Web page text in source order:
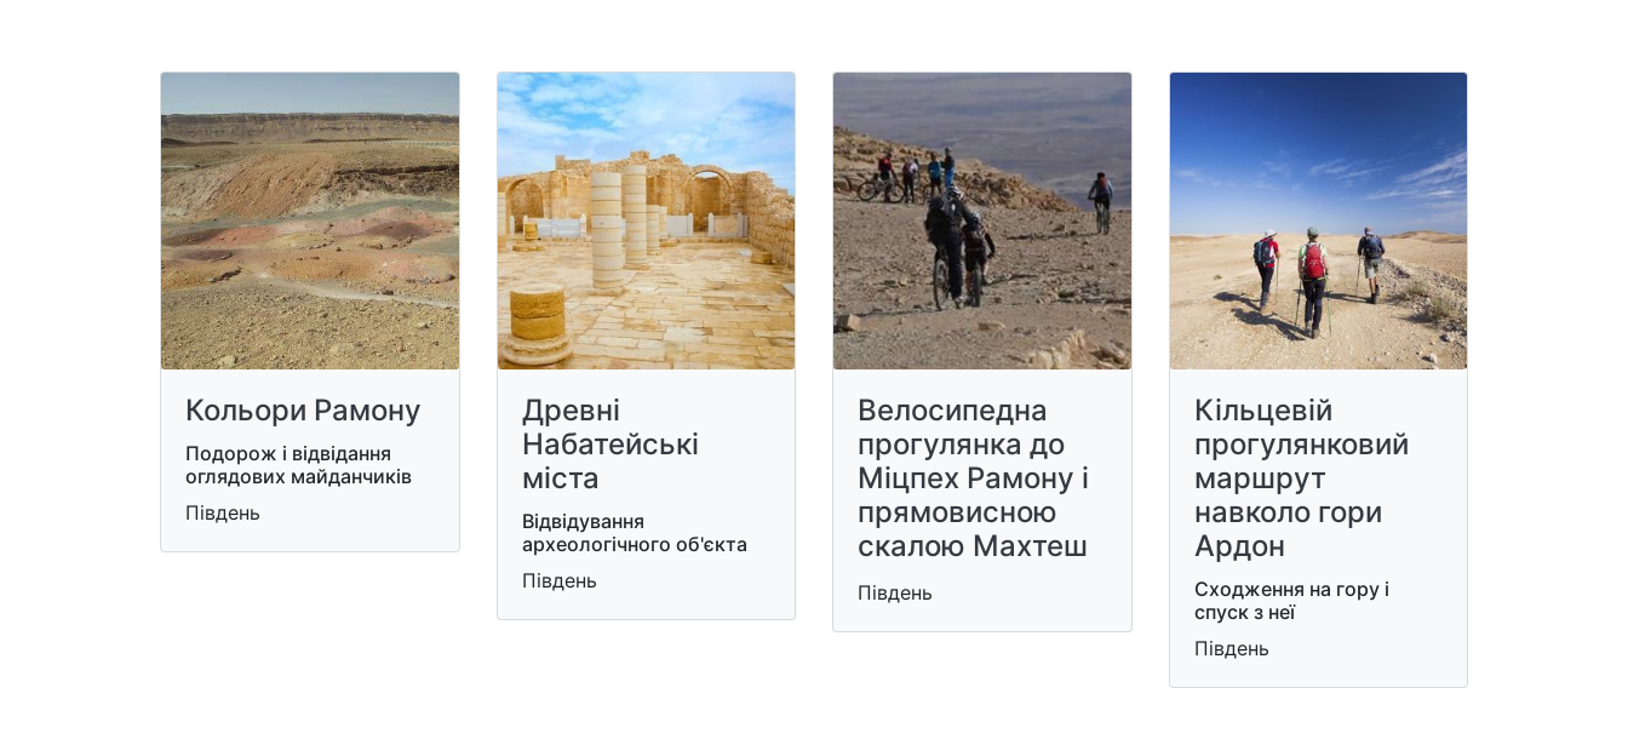
Кольори Рамону
Подорож і відвідання
оглядових майданчиків
Південь
Древні
Набатейські
міста
Відвідування
археологічного об'єкта
Південь
Велосипедна
прогулянка до
Міцпех Рамону і
прямовисною
скалою Махтеш
Південь
Кільцевій
прогулянковий
маршрут
навколо гори
Ардон
Сходження на гору і
спуск з неї
Південь